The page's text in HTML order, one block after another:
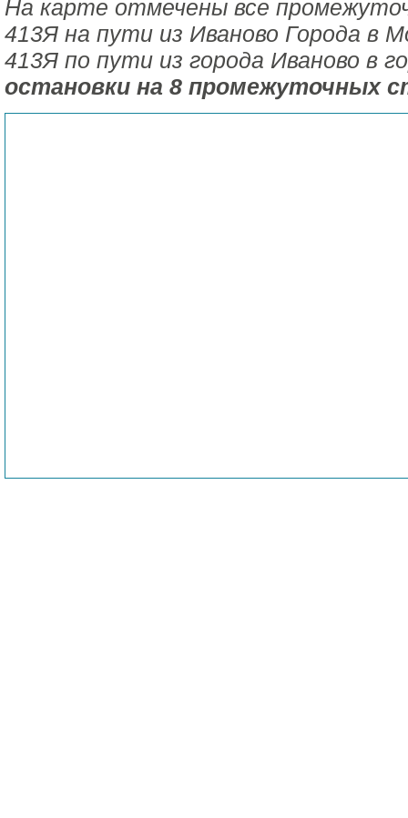
На карте отмечены все
413Я на пути из Иваново Города в
413Я по пути из города Иваново в
остановки на 8 промежуточных